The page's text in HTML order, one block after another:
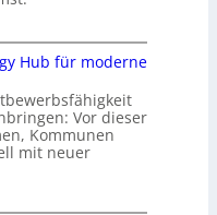
Hub für moderne
Vor dieser
Kommunen
mit neuer